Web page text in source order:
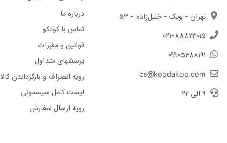
تهران - ونک - خلیل‌زاده - ۵۳
۰۲۱-۸۸۸۷۳۰۱۵
۰۹۹۰۵۳۸۸۱۹۱
cs@koodakoo.com
۹ الی ۲۲
درباره ما
تماس با کودکو
قوانین و مقررات
پرسشهای متداول
رویه انصراف و بازگرداندن کالا
لیست کامل سیسمونی
رویه ارسال سفارش